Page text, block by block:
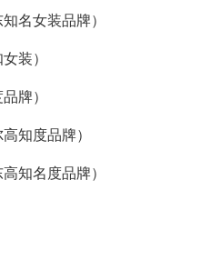
名女装品牌）
装）
牌）
知度品牌）
知名度品牌）